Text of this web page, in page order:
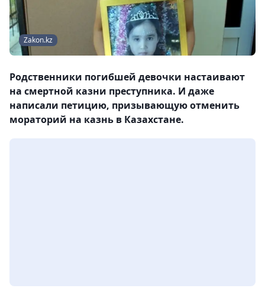
Zakon.kz
Родственники погибшей девочки настаивают
на смертной казни преступника. И даже
написали петицию, призывающую отменить
мораторий на казнь в Казахстане.